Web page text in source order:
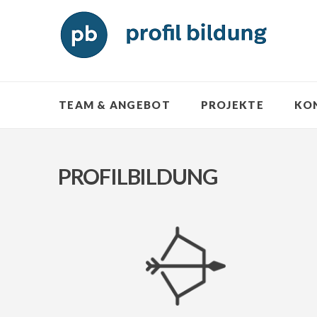
TEAM & ANGEBOT PROJEKTE
PROFILBILDUNG